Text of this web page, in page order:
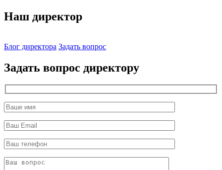
Наш директор
Блог директора Задать вопрос
Задать вопрос директору